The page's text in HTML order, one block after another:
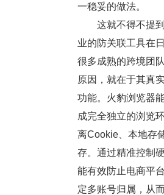
一稳妥的做法。
这就不得不提到
业的防关联工具在
很多成熟的跨境团
原因，就在于其真
功能。火豹浏览器
成完全独立的浏览
离Cookie、本地存
存。通过精准控制
能有效防止电商平
定多账号归属，从